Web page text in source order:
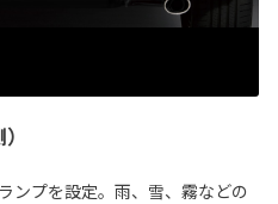
ンプを設定。雨、雪、霧などの